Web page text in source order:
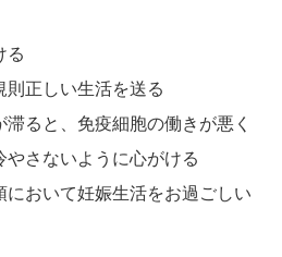
る
正しい生活を送る
ると、免疫細胞の働きが悪く
さないように心がける
において妊娠生活をお過ごしい